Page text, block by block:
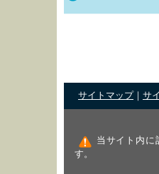
サイトマップ サ
当サイト内に
す。